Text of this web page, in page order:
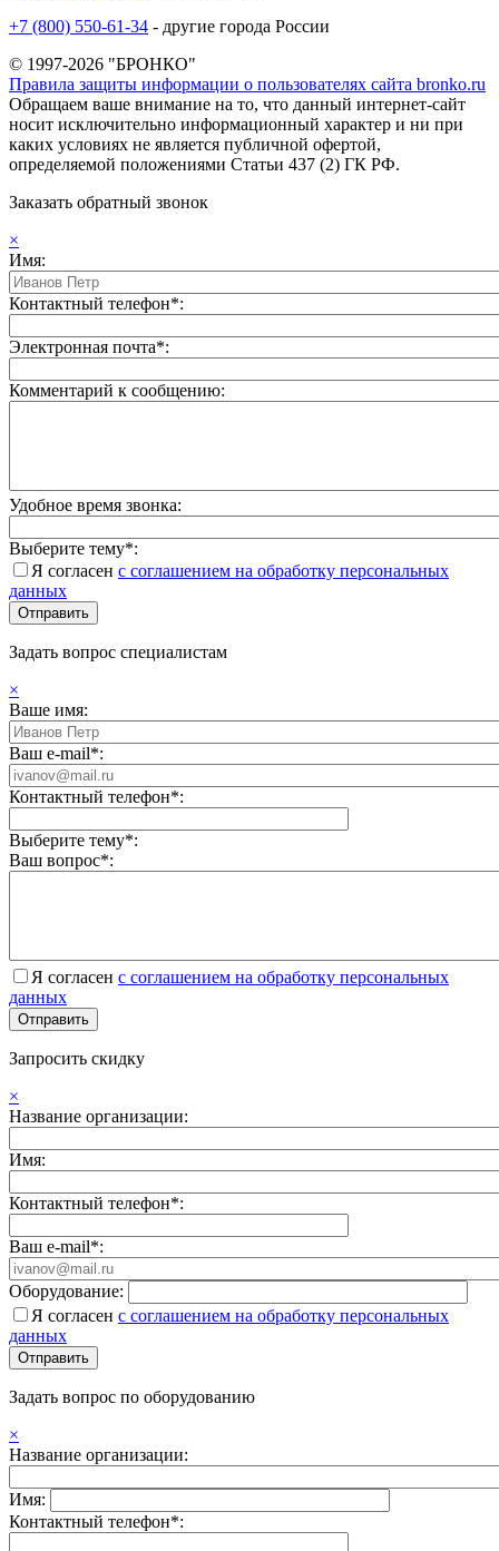
+7 (800) 550-61-34 - другие города России
© 1997-2026 "БРОНКО"
Правила защиты информации о пользователях сайта bronko.ru
Обращаем ваше внимание на то, что данный интернет-сайт
носит исключительно информационный характер и ни при
каких условиях не является публичной офертой,
определяемой положениями Статьи 437 (2) ГК РФ.
Заказать обратный звонок
×
Имя:
Контактный телефон*:
Электронная почта*:
Комментарий к сообщению:
Удобное время звонка:
Выберите тему*:
Я согласен с соглашением на обработку персональных
данных
Задать вопрос специалистам
×
Ваше имя:
Ваш e-mail*:
Контактный телефон*:
Выберите тему*:
Ваш вопрос*:
Я согласен с соглашением на обработку персональных
данных
Запросить скидку
×
Название организации:
Имя:
Контактный телефон*:
Ваш e-mail*:
Оборудование:
Я согласен с соглашением на обработку персональных
данных
Задать вопрос по оборудованию
×
Название организации:
Имя:
Контактный телефон*: